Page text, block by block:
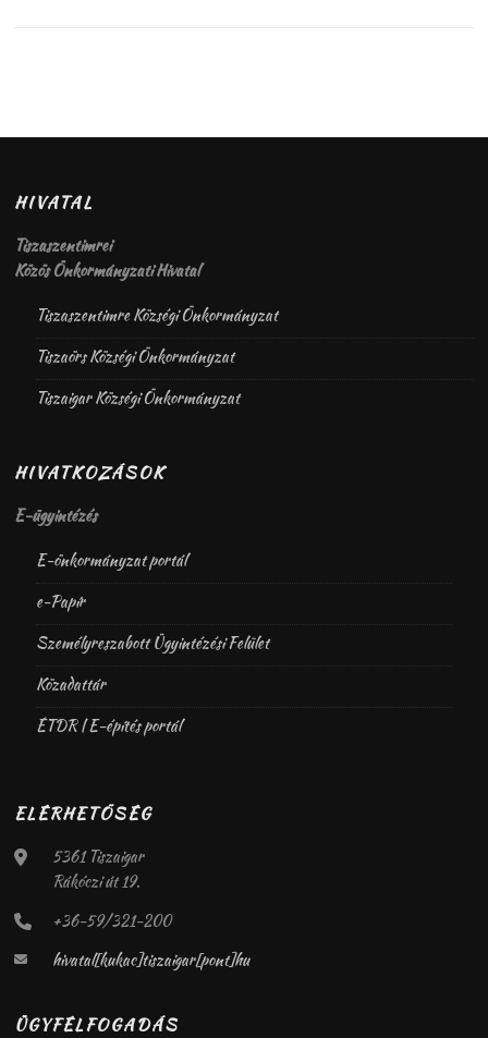
HIVATAL
Tiszaszentimrei
Közös Önkormányzati Hivatal
Tiszaszentimre Községi Önkormányzat
Tiszaörs Községi Önkormányzat
Tiszaigar Községi Önkormányzat
HIVATKOZÁSOK
E-ügyintézés
E-önkormányzat portál
e-Papír
Személyreszabott Ügyintézési Felület
Közadattár
ÉTDR | E-építés portál
ELÉRHETŐSÉG
5361 Tiszaigar
Rákóczi út 19.
+36-59/321-200
hivatal[kukac]tiszaigar[pont]hu
ÜGYFÉLFOGADÁS